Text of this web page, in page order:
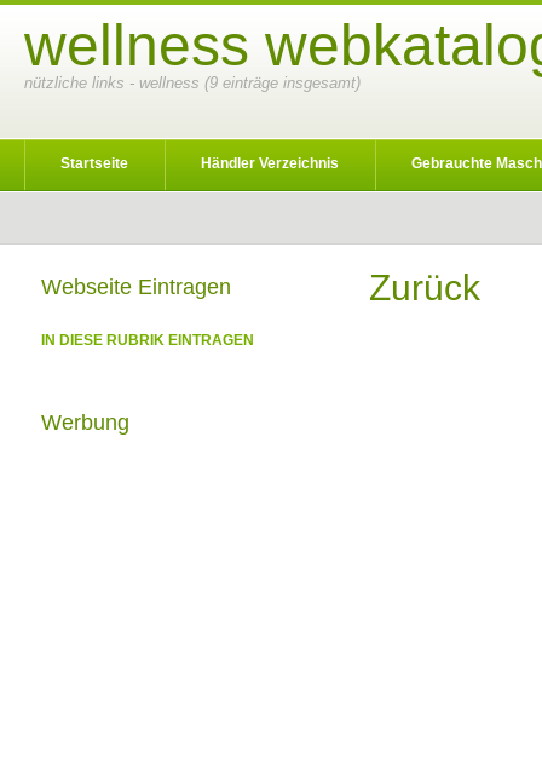
wellness
nützliche links - wellness (9 einträge insgesamt)
Startseite Händler Verzeichnis Gebrauchte
Zurück
Webseite Eintragen
IN DIESE RUBRIK EINTRAGEN
Werbung